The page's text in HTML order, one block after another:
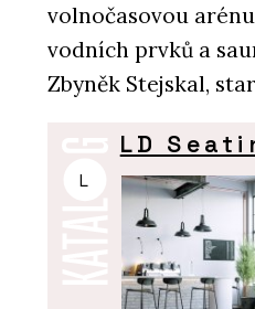
volnočasovou
vodních prvků a
Zbyněk Stejskal,
L
LD